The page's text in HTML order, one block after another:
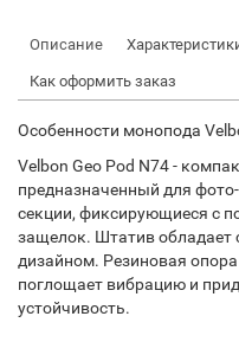
Описание
Как оформить заказ
Особенности м онопода
Velbon Geo Pod N74 -
предназначенный для
секции, фиксирующиеся с
защелок. Штатив
дизайном. Резиновая
поглощает вибрацию и
устойчивость.